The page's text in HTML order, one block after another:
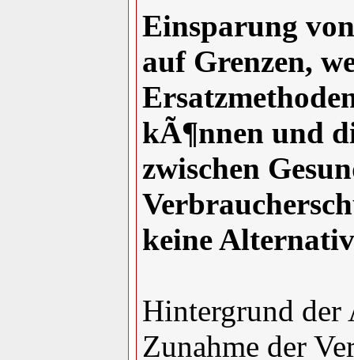
Einsparung
auf Grenzen,
kÃ¶nnen und
zwischen
keine
Hintergrund der
Zunahme der